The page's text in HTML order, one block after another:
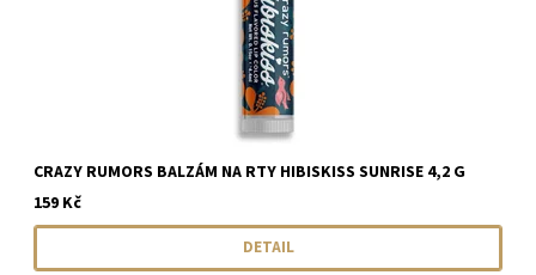
CRAZY RUMORS BALZÁM NA RTY HIBISKISS SUNRISE 4,2 G
159 Kč
DETAIL